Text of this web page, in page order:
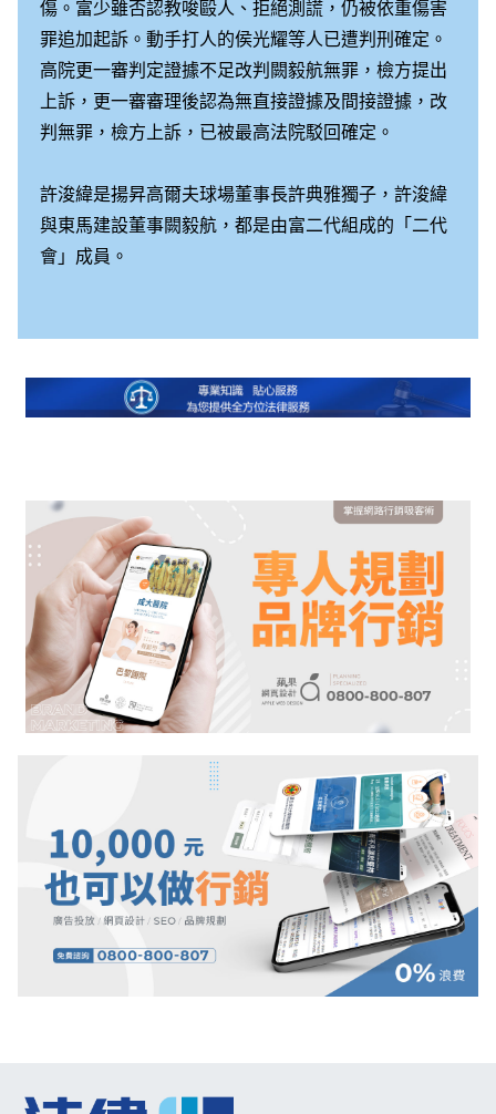
傷。富少雖否認教唆毆人、拒絕測謊，仍被依重傷害
罪追加起訴。動手打人的侯光耀等人已遭判刑確定。
高院更一審判定證據不足改判闕毅航無罪，檢方提出
上訴，更一審審理後認為無直接證據及間接證據，改
判無罪，檢方上訴，已被最高法院駁回確定。
許浚緯是揚昇高爾夫球場董事長許典雅獨子，許浚緯
與東馬建設董事闕毅航，都是由富二代組成的「二代
會」成員。